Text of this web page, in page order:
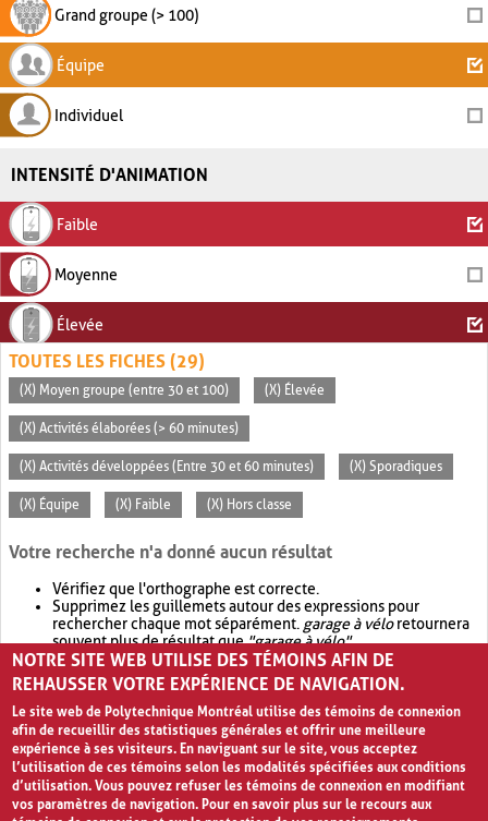
Grand groupe (> 100)
Équipe
Individuel
INTENSITÉ D'ANIMATION
Faible
Moyenne
Élevée
TOUTES LES FICHES (29)
(X) Moyen groupe (entre 30 et 100) (X) Élevée
(X) Activités élaborées (> 60 minutes)
(X) Activités développées (Entre 30 et 60 minutes) (X) Sporadiques
(X) Équipe (X) Faible (X) Hors classe
Votre recherche n'a donné aucun résultat
Vérifiez que l'orthographe est correcte.
Supprimez les guillemets autour des expressions pour
rechercher chaque mot séparément. garage à véloretournera
souvent plus de résultat que"garage à vélo".
Envisagez d'élargir votre recherche avec OR.garage OR vélo
retournera souvent plus de résultat quegarage à vélo
NOTRE SITE WEB UTILISE DES TÉMOINS AFIN DE
REHAUSSER VOTRE EXPÉRIENCE DE NAVIGATION.
Le site web de Polytechnique Montréal utilise des témoins de connexion
afin de recueillir des statistiques générales et offrir une meilleure
expérience à ses visiteurs. En naviguant sur le site, vous acceptez
l’utilisation de ces témoins selon les modalités spécifiées aux conditions
d’utilisation. Vous pouvez refuser les témoins de connexion en modifiant
vos paramètres de navigation. Pour en savoir plus sur le recours aux